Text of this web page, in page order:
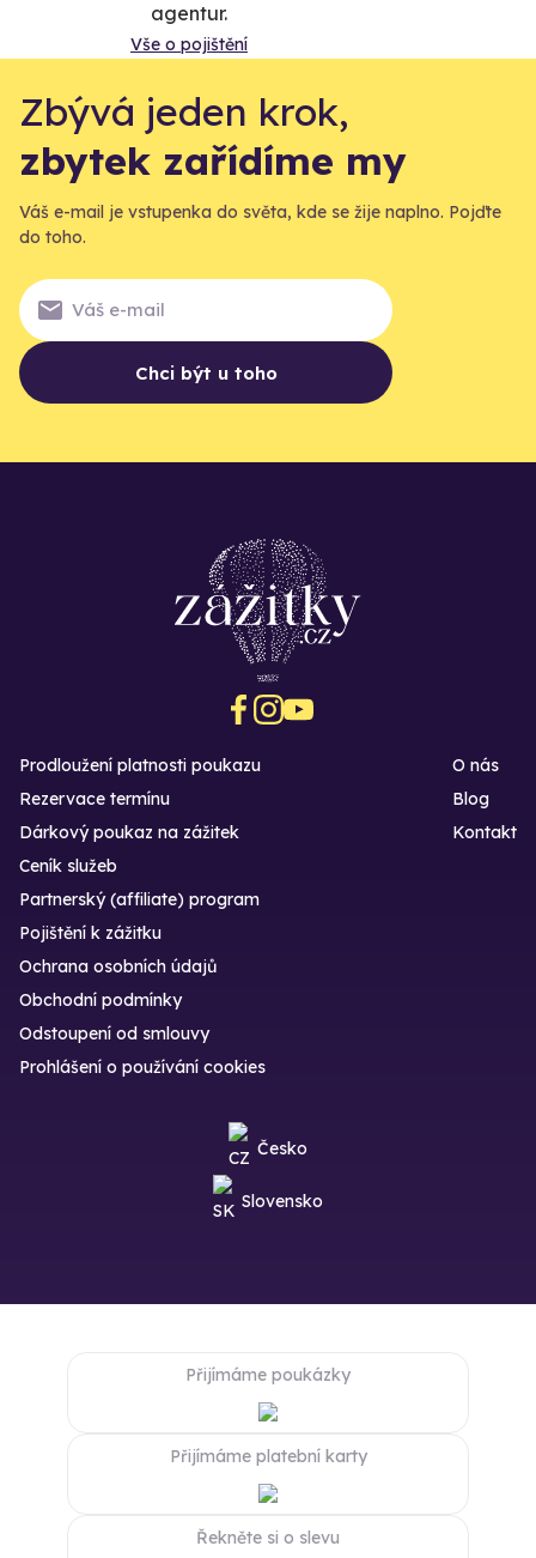
agentur.
Vše o pojištění
Zbývá jeden krok,
zbytek zařídíme my
Váš e-mail je vstupenka do světa, kde se žije naplno. Pojďte
do toho.
Chci být u toho
Prodloužení platnosti poukazu
Rezervace termínu
Dárkový poukaz na zážitek
O nás
Blog
Kontakt
Ceník služeb
Partnerský (affiliate) program
Pojištění k zážitku
Ochrana osobních údajů
Obchodní podmínky
Odstoupení od smlouvy
Prohlášení o používání cookies
Česko
Slovensko
Přijímáme poukázky
Přijímáme platební karty
Řekněte si o slevu